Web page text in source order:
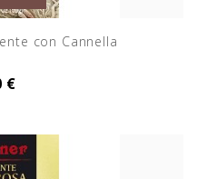
con Cannella
€